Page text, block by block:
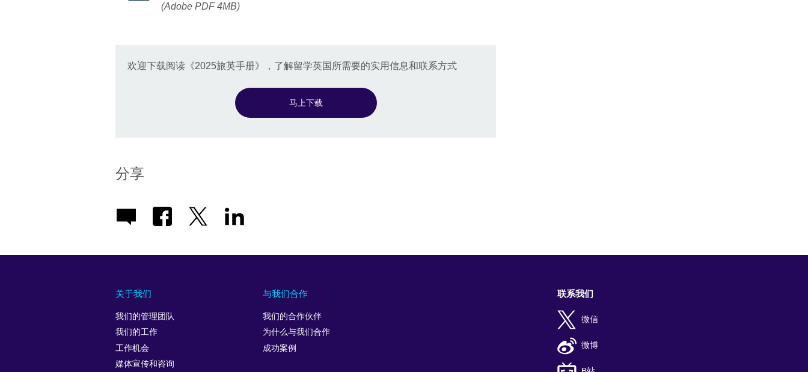
(Adobe PDF 4MB)
欢迎下载阅读《2025旅英手册》，了解留学英国所需要的实用信息和联系方式
马上下载
分享
关于我们
我们的管理团队
我们的工作
工作机会
媒体宣传和咨询
与我们合作
我们的合作伙伴
为什么与我们合作
成功案例
联系我们
微信
微博